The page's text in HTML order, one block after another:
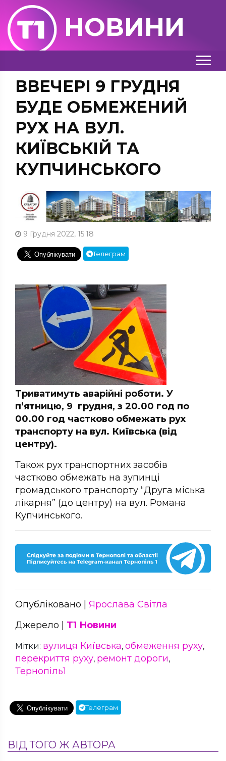
НОВИНИ
ВВЕЧЕРІ 9 ГРУДНЯ
БУДЕ ОБМЕЖЕНИЙ
РУХ НА ВУЛ.
КИЇВСЬКІЙ ТА
КУПЧИНСЬКОГО
9 Грудня 2022, 15:18
Телеграм
Триватимуть аварійні роботи. У
п’ятницю, 9 грудня, з 20.00 год по
00.00 год частково обмежать рух
транспорту на вул. Київська (від
центру).
Також рух транспортних засобів
частково обмежать на зупинці
громадського транспорту “Друга міська
лікарня” (до центру) на вул. Романа
Купчинського.
Опубліковано | Ярослава Світла
Джерело | Т1 Новини
Мітки: вулиця Київська, обмеження руху,
перекриття руху, ремонт дороги,
Тернопіль1
Телеграм
ВІД ТОГО Ж АВТОРА